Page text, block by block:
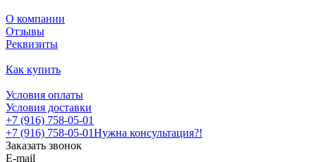
О компании
Отзывы
Реквизиты
Как купить
Условия оплаты
Условия доставки
+7 (916) 758-05-01
+7 (916) 758-05-01Нужна консультация?!
Заказать звонок
E-mail